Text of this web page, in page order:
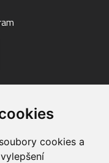
cookies a